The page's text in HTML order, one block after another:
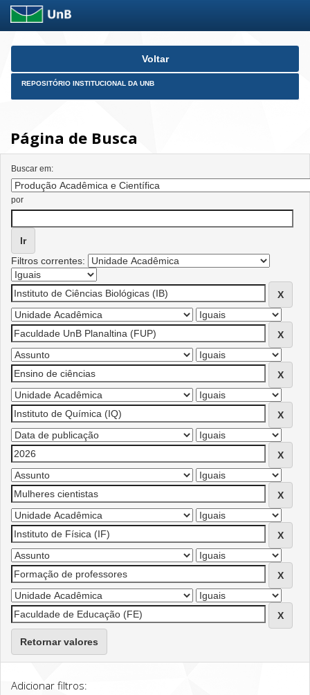
Skip
Voltar
REPOSITÓRIO INSTITUCIONAL DA UNB
Página de Busca
Buscar em:
por
Filtros correntes:
Retornar valores
Adicionar filtros: